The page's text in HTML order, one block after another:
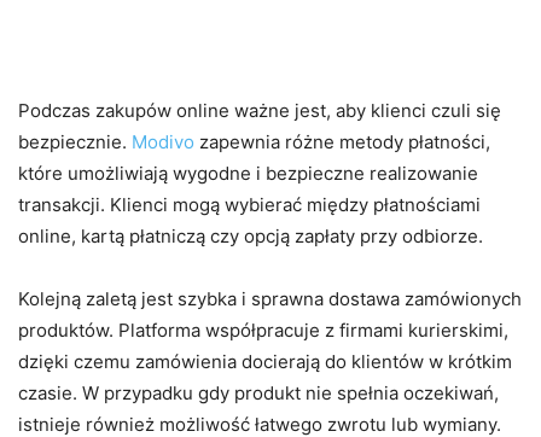
Podczas zakupów online ważne jest, aby klienci czuli się
bezpiecznie. Modivo zapewnia różne metody płatności,
które umożliwiają wygodne i bezpieczne realizowanie
transakcji. Klienci mogą wybierać między płatnościami
online, kartą płatniczą czy opcją zapłaty przy odbiorze.
Kolejną zaletą jest szybka i sprawna dostawa zamówionych
produktów. Platforma współpracuje z firmami kurierskimi,
dzięki czemu zamówienia docierają do klientów w krótkim
czasie. W przypadku gdy produkt nie spełnia oczekiwań,
istnieje również możliwość łatwego zwrotu lub wymiany.